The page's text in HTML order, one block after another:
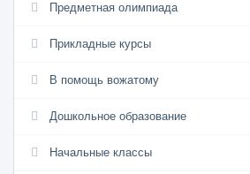
Предметная олимпиада
Прикладные курсы
В помощь вожатому
Дошкольное образование
Начальные классы